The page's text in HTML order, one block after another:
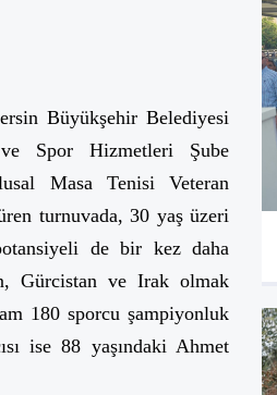
Büyükşehir Belediyesi
Spor Hizmetleri Şube
Masa Tenisi Veteran
turnuvada, 30 yaş üzeri
de bir kez daha
Gürcistan ve Irak olmak
180 sporcu şampiyonluk
ise 88 yaşındaki Ahmet